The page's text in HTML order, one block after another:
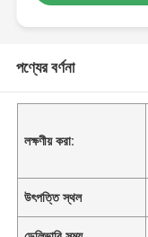
পণ্যের বর্ণনা
লক্ষণীয় করা:
উৎপত্তি স্থল